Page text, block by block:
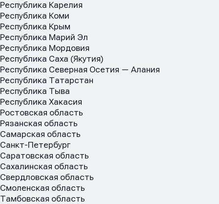
Республика Карелия
Республика Коми
Республика Крым
Республика Марий Эл
Республика Мордовия
Республика Саха (Якутия)
Республика Северная Осетия — Алания
Республика Татарстан
Республика Тыва
Республика Хакасия
Ростовская область
Рязанская область
Самарская область
Санкт-Петербург
Саратовская область
Сахалинская область
Свердловская область
Смоленская область
Тамбовская область
Телефон
Сообщение
Телефон
Сообщение
E-mail
Телефон
Сообщение